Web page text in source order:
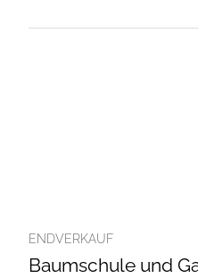
ENDVERKAUF
Baumschule und